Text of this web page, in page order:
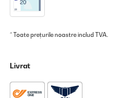
Als eine Schnalle
* Toate prețurile noastre includ TVA.
Livrat